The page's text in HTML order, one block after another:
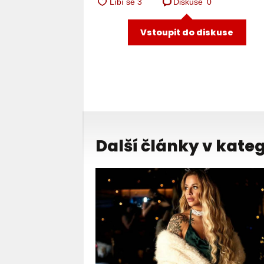
Vstoupit do diskuse
Další články v